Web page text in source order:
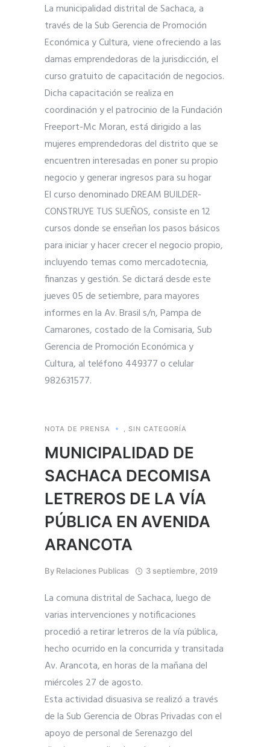
La municipalidad distrital de Sachaca, a
través de la Sub Gerencia de Promoción
Económica y Cultura, viene ofreciendo a las
damas emprendedoras de la jurisdicción, el
curso gratuito de capacitación de negocios.
Dicha capacitación se realiza en
coordinación y el patrocinio de la Fundación
Freeport-Mc Moran, está dirigido a las
mujeres emprendedoras del distrito que se
encuentren interesadas en poner su propio
negocio y generar ingresos para su hogar
El curso denominado DREAM BUILDER-
CONSTRUYE TUS SUEÑOS, consiste en 12
cursos donde se enseñan los pasos básicos
para iniciar y hacer crecer el negocio propio,
incluyendo temas como mercadotecnia,
finanzas y gestión. Se dictará desde este
jueves 05 de setiembre, para mayores
informes en la Av. Brasil s/n, Pampa de
Camarones, costado de la Comisaria, Sub
Gerencia de Promoción Económica y
Cultura, al teléfono 449377 o celular
982631577.
NOTA DE PRENSA , SIN CATEGORÍA
MUNICIPALIDAD DE
SACHACA DECOMISA
LETREROS DE LA VÍA
PÚBLICA EN AVENIDA
ARANCOTA
By Relaciones Publicas 3 septiembre, 2019
La comuna distrital de Sachaca, luego de
varias intervenciones y notificaciones
procedió a retirar letreros de la vía pública,
hecho ocurrido en la concurrida y transitada
Av. Arancota, en horas de la mañana del
miércoles 27 de agosto.
Esta actividad disuasiva se realizó a través
de la Sub Gerencia de Obras Privadas con el
apoyo de personal de Serenazgo del